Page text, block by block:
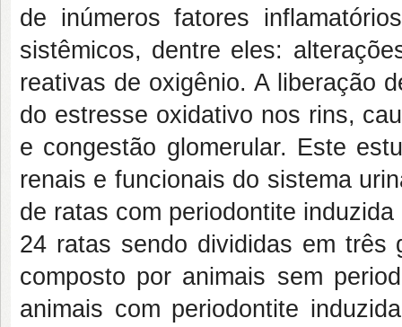
de inúmeros fatores
sistêmicos, dentre eles:
reativas de oxigênio. A liberação
do estresse oxidativo nos rins,
e congestão glomerular. Este
renais e funcionais do sistema
de ratas com periodontite
24 ratas sendo divididas em três
composto por animais sem
animais com periodontite